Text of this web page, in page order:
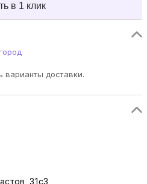
в 1 клик
варианты доставки.
31с3